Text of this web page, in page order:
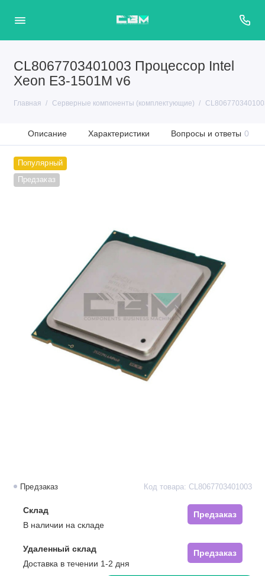
CL8067703401003 Процессор Intel
Xeon E3-1501M v6
Главная Серверные компоненты (комплектующие)
Описание Характеристики Вопросы и ответы 0
Популярный
Предзаказ
Предзаказ Код товара: CL8067703401003
Склад
Предзаказ
В наличии на складе
Удаленный склад
Предзаказ
Доставка в течении 1-2 дня